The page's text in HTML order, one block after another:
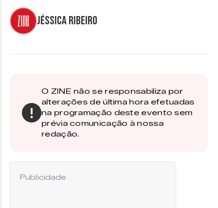
Jéssica Ribeiro
O ZINE não se responsabiliza por
alterações de última hora efetuadas
na programação deste evento sem
prévia comunicação à nossa
redação.
Publicidade